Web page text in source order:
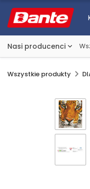
Nasi producenci
Wszystkie produkty